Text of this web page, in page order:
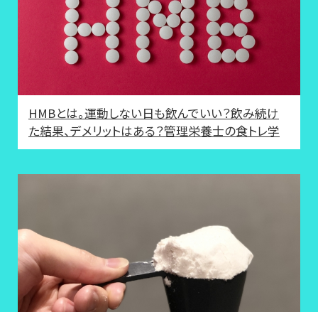
HMBとは。運動しない日も飲んでいい？飲み続け
た結果、デメリットはある？管理栄養士の食トレ学